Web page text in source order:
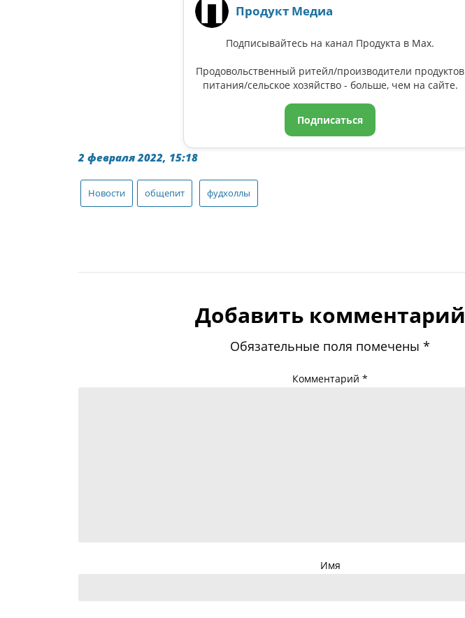
Продукт Медиа
Подписывайтесь на канал Продукта в Max.
Продовольственный ритейл/производители продуктов
питания/сельское хозяйство - больше, чем на сайте.
Подписаться
2 февраля 2022, 15:18
Новости общепит фудхоллы
Добавить комментарий
Обязательные поля помечены*
Комментарий*
Имя